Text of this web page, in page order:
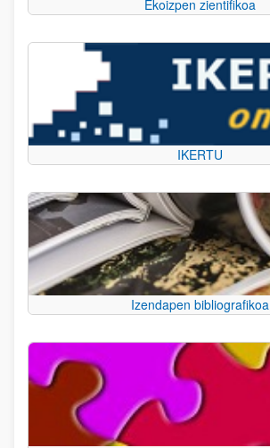
Ekoizpen zientifikoa
IKERTU
Izendapen bibliografikoa